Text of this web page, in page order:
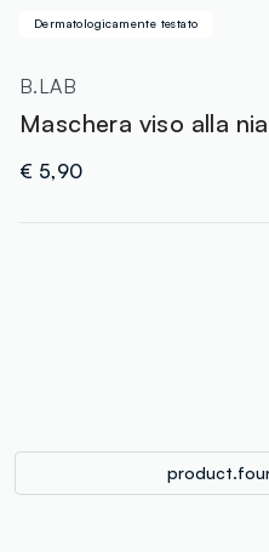
Dermatologicamente testato
B.LAB
Maschera viso alla
€ 5,90